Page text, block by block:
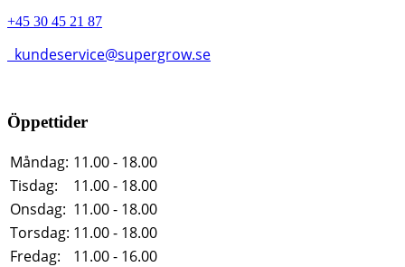
+45 30 45 21 87
kundeservice@supergrow.se
Öppettider
Måndag: 11.00 - 18.00
Tisdag:
11.00 - 18.00
Onsdag: 11.00 - 18.00
Torsdag: 11.00 - 18.00
Fredag:
11.00 - 16.00